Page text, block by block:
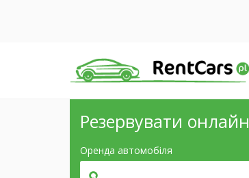
Резервувати онлайн
Оренда автомобіля